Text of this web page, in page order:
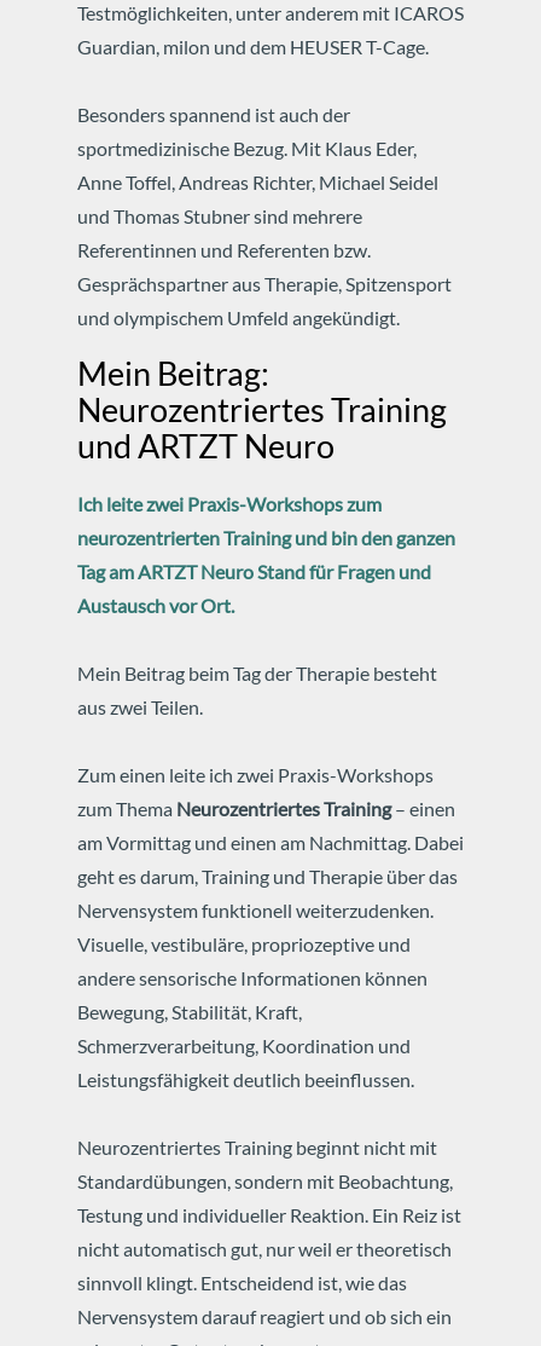
Testmöglichkeiten, unter anderem mit ICAROS
Guardian, milon und dem HEUSER T-Cage.
Besonders spannend ist auch der
sportmedizinische Bezug. Mit Klaus Eder,
Anne Toffel, Andreas Richter, Michael Seidel
und Thomas Stubner sind mehrere
Referentinnen und Referenten bzw.
Gesprächspartner aus Therapie, Spitzensport
und olympischem Umfeld angekündigt.
Mein Beitrag:
Neurozentriertes Training
und ARTZT Neuro
Ich leite zwei Praxis-Workshops zum
neurozentrierten Training und bin den ganzen
Tag am ARTZT Neuro Stand für Fragen und
Austausch vor Ort.
Mein Beitrag beim Tag der Therapie besteht
aus zwei Teilen.
Zum einen leite ich zwei Praxis-Workshops
zum Thema Neurozentriertes Training– einen
am Vormittag und einen am Nachmittag. Dabei
geht es darum, Training und Therapie über das
Nervensystem funktionell weiterzudenken.
Visuelle, vestibuläre, propriozeptive und
andere sensorische Informationen können
Bewegung, Stabilität, Kraft,
Schmerzverarbeitung, Koordination und
Leistungsfähigkeit deutlich beeinflussen.
Neurozentriertes Training beginnt nicht mit
Standardübungen, sondern mit Beobachtung,
Testung und individueller Reaktion. Ein Reiz ist
nicht automatisch gut, nur weil er theoretisch
sinnvoll klingt. Entscheidend ist, wie das
Nervensystem darauf reagiert und ob sich ein